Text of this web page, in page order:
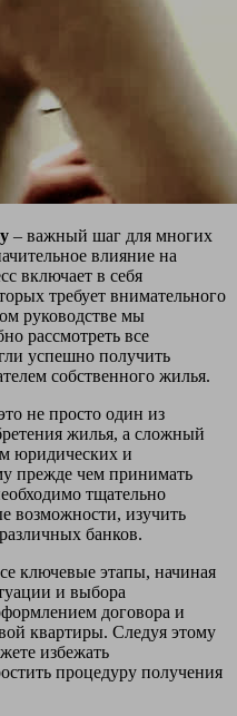
– важный шаг для многих
влияние на
включает в себя
требует внимательного
руководстве мы
рассмотреть все
успешно получить
собственного жилья.
не просто один из
жилья, а сложный
юридических и
прежде чем принимать
тщательно
возможности, изучить
банков.
ключевые этапы, начиная
и выбора
договора и
квартиры. Следуя этому
избежать
процедуру получения